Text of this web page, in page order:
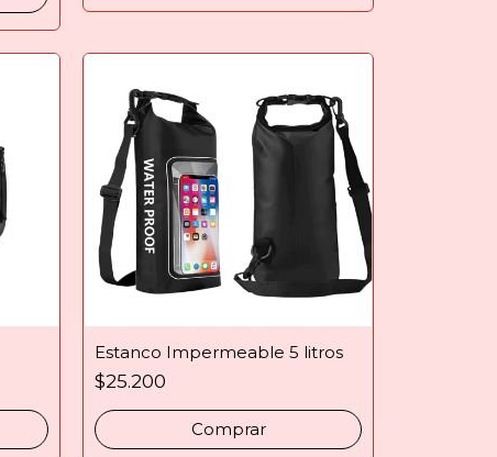
Estanco Impermeable 5 litros
$25.200
Comprar